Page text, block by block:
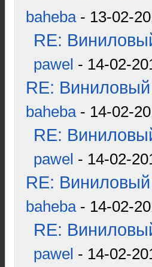
baheba- 13-02-
RE:
pawel - 14-02-
RE: Виниловый
baheba- 14-02-
RE:
pawel - 14-02-
RE: Виниловый
baheba- 14-02-
RE:
pawel - 14-02-